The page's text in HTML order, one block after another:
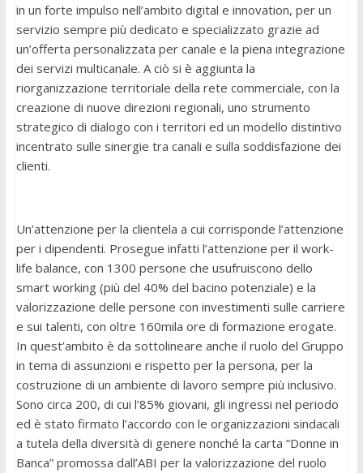
in un forte impulso nell’ambito digital e innovation, per un
servizio sempre più dedicato e specializzato grazie ad
un’offerta personalizzata per canale e la piena integrazione
dei servizi multicanale. A ciò si è aggiunta la
riorganizzazione territoriale della rete commerciale, con la
creazione di nuove direzioni regionali, uno strumento
strategico di dialogo con i territori ed un modello distintivo
incentrato sulle sinergie tra canali e sulla soddisfazione dei
clienti.
Un’attenzione per la clientela a cui corrisponde l’attenzione
per i dipendenti. Prosegue infatti l’attenzione per il work-
life balance, con 1300 persone che usufruiscono dello
smart working (più del 40% del bacino potenziale) e la
valorizzazione delle persone con investimenti sulle carriere
e sui talenti, con oltre 160mila ore di formazione erogate.
In quest’ambito è da sottolineare anche il ruolo del Gruppo
in tema di assunzioni e rispetto per la persona, per la
costruzione di un ambiente di lavoro sempre più inclusivo.
Sono circa 200, di cui l’85% giovani, gli ingressi nel periodo
ed è stato firmato l’accordo con le organizzazioni sindacali
a tutela della diversità di genere nonché la carta “Donne in
Banca” promossa dall’ABI per la valorizzazione del ruolo